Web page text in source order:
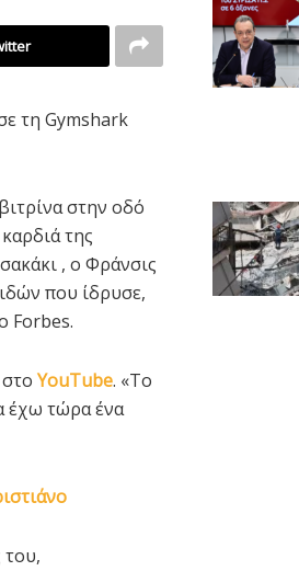
τη Gymshark
στην οδό
της
, ο Φράνσις
που ίδρυσε,
Forbes.
YouTube. «Το
έχω τώρα ένα
του,